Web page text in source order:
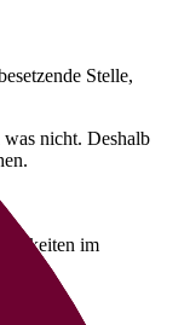
Stelle,
nicht. Deshalb
im
habe.